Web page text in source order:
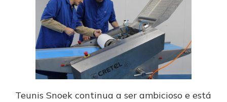
Teunis Snoek continua a ser ambicioso e está